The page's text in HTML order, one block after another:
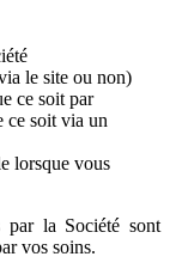
le site ou non)
ce soit par
ce soit via un
lorsque vous
par la Société sont
vos soins.